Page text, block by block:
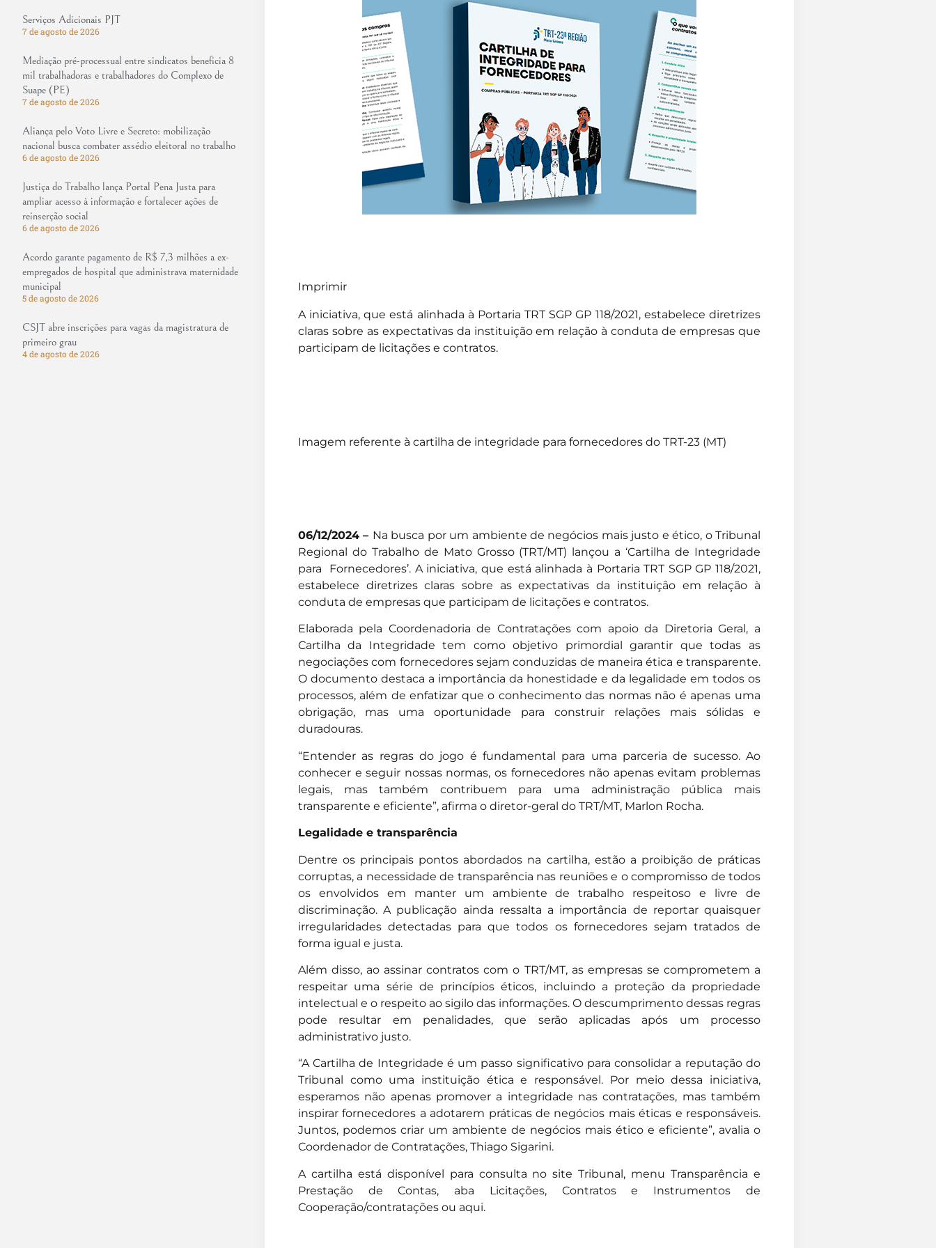
Serviços Adicionais PJT
7 de agosto de 2026
Mediação pré-processual entre sindicatos beneficia 8
mil trabalhadoras e trabalhadores do Complexo de
Suape (PE)
7 de agosto de 2026
Aliança pelo Voto Livre e Secreto: mobilização
nacional busca combater assédio eleitoral no trabalho
6 de agosto de 2026
Justiça do Trabalho lança Portal Pena Justa para
ampliar acesso à informação e fortalecer ações de
reinserção social
6 de agosto de 2026
Acordo garante pagamento de R$ 7,3 milhões a ex-
empregados de hospital que administrava maternidade
municipal
5 de agosto de 2026
CSJT abre inscrições para vagas da magistratura de
primeiro grau
4 de agosto de 2026
Imprimir
A iniciativa, que está alinhada à Portaria TRT SGP GP 118/2021, estabelece diretrizes
claras sobre as expectativas da instituição em relação à conduta de empresas que
participam de licitações e contratos.
Imagem referente à cartilha de integridade para fornecedores do TRT-23 (MT)
06/12/2024 – Na busca por um ambiente de negócios mais justo e ético, o Tribunal
Regional do Trabalho de Mato Grosso (TRT/MT) lançou a ‘Cartilha de Integridade
para Fornecedores’. A iniciativa, que está alinhada à Portaria TRT SGP GP 118/2021,
estabelece diretrizes claras sobre as expectativas da instituição em relação à
conduta de empresas que participam de licitações e contratos.
Elaborada pela Coordenadoria de Contratações com apoio da Diretoria Geral, a
Cartilha da Integridade tem como objetivo primordial garantir que todas as
negociações com fornecedores sejam conduzidas de maneira ética e transparente.
O documento destaca a importância da honestidade e da legalidade em todos os
processos, além de enfatizar que o conhecimento das normas não é apenas uma
obrigação, mas uma oportunidade para construir relações mais sólidas e
duradouras.
“Entender as regras do jogo é fundamental para uma parceria de sucesso. Ao
conhecer e seguir nossas normas, os fornecedores não apenas evitam problemas
legais, mas também contribuem para uma administração pública mais
transparente e eficiente”, afirma o diretor-geral do TRT/MT, Marlon Rocha.
Legalidade e transparência
Dentre os principais pontos abordados na cartilha, estão a proibição de práticas
corruptas, a necessidade de transparência nas reuniões e o compromisso de todos
os envolvidos em manter um ambiente de trabalho respeitoso e livre de
discriminação. A publicação ainda ressalta a importância de reportar quaisquer
irregularidades detectadas para que todos os fornecedores sejam tratados de
forma igual e justa.
Além disso, ao assinar contratos com o TRT/MT, as empresas se comprometem a
respeitar uma série de princípios éticos, incluindo a proteção da propriedade
intelectual e o respeito ao sigilo das informações. O descumprimento dessas regras
pode resultar em penalidades, que serão aplicadas após um processo
administrativo justo.
“A Cartilha de Integridade é um passo significativo para consolidar a reputação do
Tribunal como uma instituição ética e responsável. Por meio dessa iniciativa,
esperamos não apenas promover a integridade nas contratações, mas também
inspirar fornecedores a adotarem práticas de negócios mais éticas e responsáveis.
Juntos, podemos criar um ambiente de negócios mais ético e eficiente”, avalia o
Coordenador de Contratações, Thiago Sigarini.
A cartilha está disponível para consulta no site Tribunal, menu Transparência e
Prestação de Contas, aba Licitações, Contratos e Instrumentos de
Cooperação/contratações ou aqui.